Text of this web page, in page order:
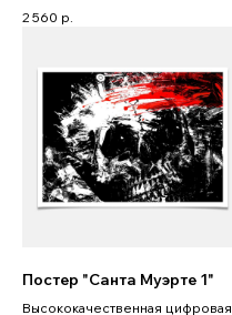
2 560 р.
Постер "Санта Муэрте 1"
Высококачественная цифровая